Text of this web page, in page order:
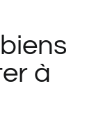
à